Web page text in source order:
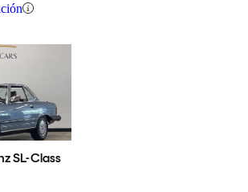
SL-Class